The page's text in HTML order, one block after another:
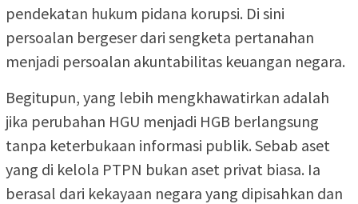
pendekatan hukum pidana korupsi. Di sini
persoalan bergeser dari sengketa pertanahan
menjadi persoalan akuntabilitas keuangan negara.
Begitupun, yang lebih mengkhawatirkan adalah
jika perubahan HGU menjadi HGB berlangsung
tanpa keterbukaan informasi publik. Sebab aset
yang di kelola PTPN bukan aset privat biasa. Ia
berasal dari kekayaan negara yang dipisahkan dan